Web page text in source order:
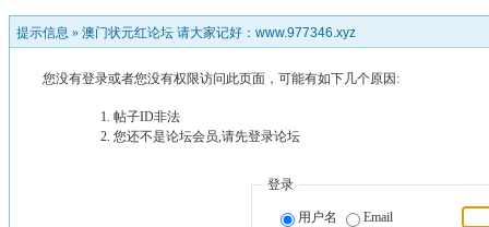
提示信息 » 澳门状元红论坛 请大家记好：www.977346.xyz
您没有登录或者您没有权限访问此页面，可能有如下几个原因:
帖子ID非法
您还不是论坛会员,请先登录论坛
登录
用户名 Email